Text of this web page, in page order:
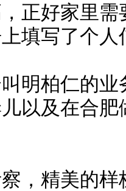
正好家里
填写了个人
柏仁的业
以及在合
精美的样